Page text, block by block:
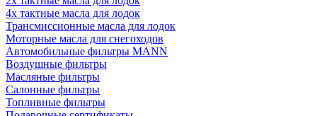
4х тактные масла для лодок
Трансмиссионные масла для лодок
Моторные масла для снегоходов
Автомобильные фильтры MANN
Воздушные фильтры
Масляные фильтры
Салонные фильтры
Топливные фильтры